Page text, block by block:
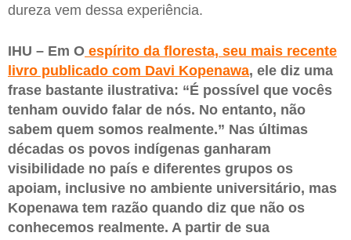
dureza vem dessa experiência.
IHU – Em O espírito da floresta, seu mais recente
livro publicado com Davi Kopenawa, ele diz uma
frase bastante ilustrativa: “É possível que vocês
tenham ouvido falar de nós. No entanto, não
sabem quem somos realmente.” Nas últimas
décadas os povos indígenas ganharam
visibilidade no país e diferentes grupos os
apoiam, inclusive no ambiente universitário, mas
Kopenawa tem razão quando diz que não os
conhecemos realmente. A partir de sua